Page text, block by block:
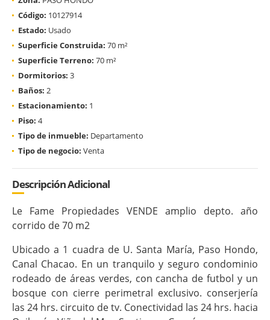
Código: 10127914
Estado: Usado
Superficie Construida: 70 m²
Superficie Terreno: 70 m²
Dormitorios: 3
Baños: 2
Estacionamiento: 1
Piso: 4
Tipo de inmueble: Departamento
Tipo de negocio: Venta
Descripción Adicional
Le Fame Propiedades VENDE amplio depto. año
corrido de 70 m2
Ubicado a 1 cuadra de U. Santa María, Paso Hondo,
Canal Chacao. En un tranquilo y seguro condominio
rodeado de áreas verdes, con cancha de futbol y un
bosque con cierre perimetral exclusivo. conserjería
las 24 hrs. circuito de tv. Conectividad las 24 hrs. hacia